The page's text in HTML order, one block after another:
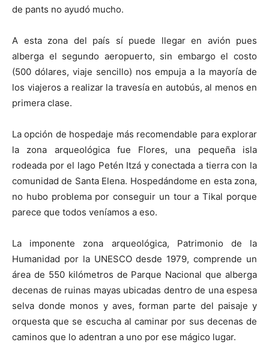
de pants no ayudó mucho.
A esta zona del país sí puede llegar en avión pues
alberga el segundo aeropuerto, sin embargo el costo
(500 dólares, viaje sencillo) nos empuja a la mayoría de
los viajeros a realizar la travesía en autobús, al menos en
primera clase.
La opción de hospedaje más recomendable para explorar
la zona arqueológica fue Flores, una pequeña isla
rodeada por el lago Petén Itzá y conectada a tierra con la
comunidad de Santa Elena. Hospedándome en esta zona,
no hubo problema por conseguir un tour a Tikal porque
parece que todos veníamos a eso.
La imponente zona arqueológica, Patrimonio de la
Humanidad por la UNESCO desde 1979, comprende un
área de 550 kilómetros de Parque Nacional que alberga
decenas de ruinas mayas ubicadas dentro de una espesa
selva donde monos y aves, forman parte del paisaje y
orquesta que se escucha al caminar por sus decenas de
caminos que lo adentran a uno por ese mágico lugar.